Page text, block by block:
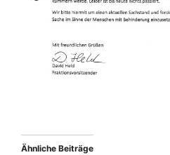
Ähnliche Beiträge